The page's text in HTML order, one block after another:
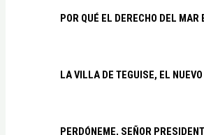
POR QUÉ EL DERECHO DEL
LA VILLA DE TEGUISE, EL
PERDÓNEME, SEÑOR